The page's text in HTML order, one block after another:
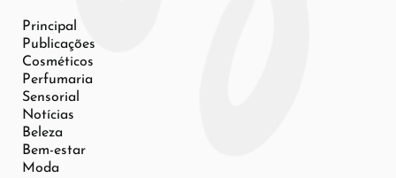
Principal
Publicações
Cosméticos
Perfumaria
Sensorial
Notícias
Beleza
Bem-estar
Moda